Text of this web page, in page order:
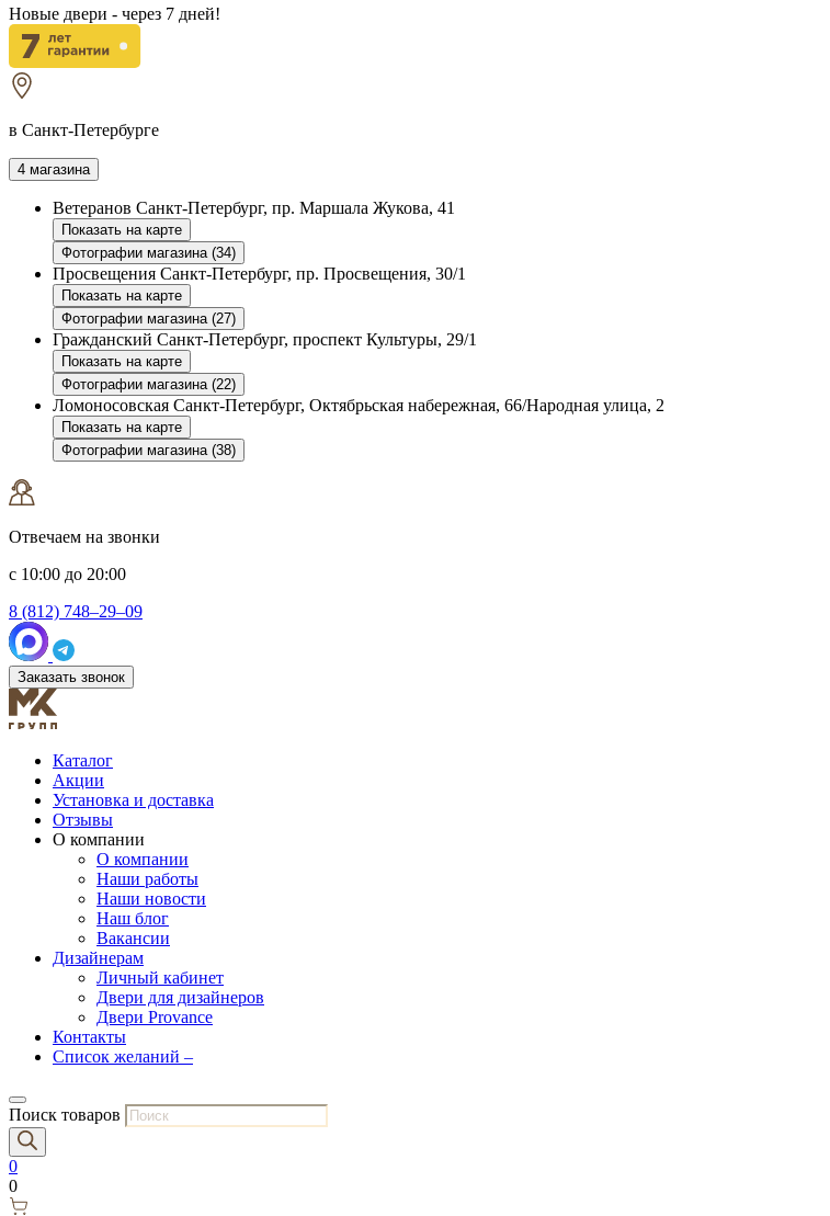
Новые двери - через 7 дней!
в Санкт-Петербурге
4 магазина
Ветеранов Санкт-Петербург, пр. Маршала Жукова, 41
Показать на карте
Фотографии магазина (34)
Просвещения Санкт-Петербург, пр. Просвещения, 30/1
Показать на карте
Фотографии магазина (27)
Гражданский Санкт-Петербург, проспект Культуры, 29/1
Показать на карте
Фотографии магазина (22)
Ломоносовская Санкт-Петербург, Октябрьская набережная, 66/Народная улица, 2
Показать на карте
Фотографии магазина (38)
Отвечаем на звонки
с 10:00 до 20:00
8 (812) 748–29–09
Заказать звонок
Каталог
Акции
Установка и доставка
Отзывы
О компании
О компании
Наши работы
Наши новости
Наш блог
Вакансии
Дизайнерам
Личный кабинет
Двери для дизайнеров
Двери Provance
Контакты
Список желаний –
Поиск товаров
0
0